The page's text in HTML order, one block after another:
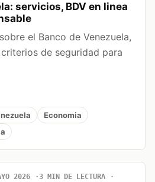
servicios, BDV en linea
el Banco de Venezuela,
de seguridad para
Economia
2026 3 MIN DE LECTURA